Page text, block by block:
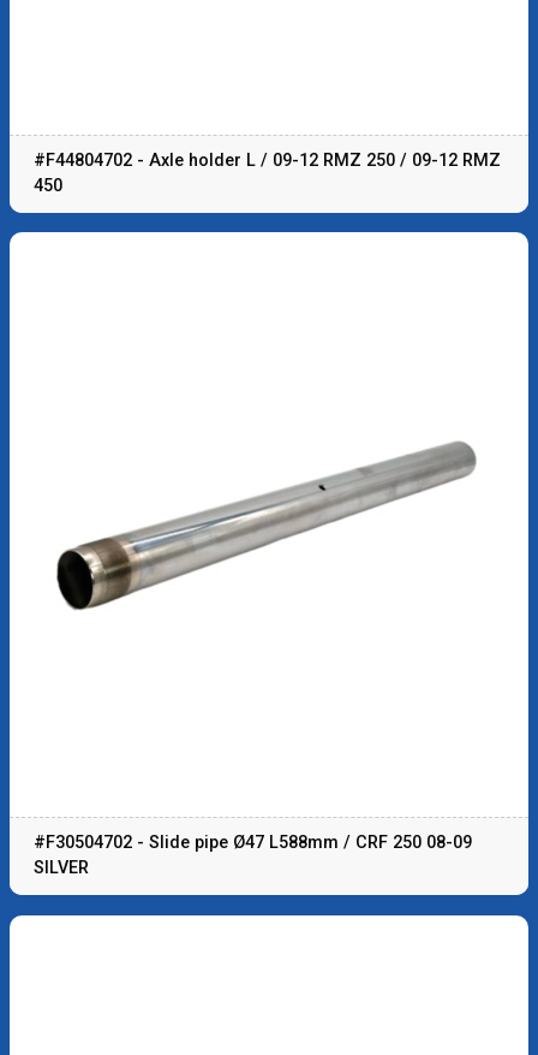
#F44804702 - Axle holder L / 09-12 RMZ 250 / 09-12 RMZ
450
#F30504702 - Slide pipe Ø47 L588mm / CRF 250 08-09
SILVER